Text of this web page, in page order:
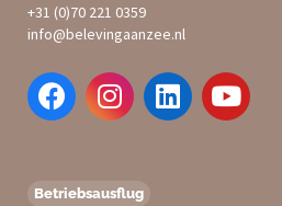
+31 (0)70 221 0359
info@belevingaanzee.nl
Betriebsausflug